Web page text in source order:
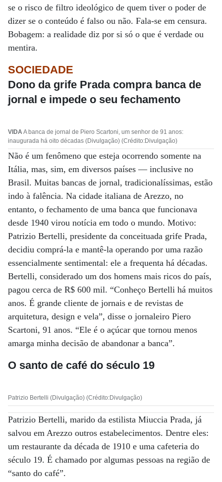
se o risco de filtro ideológico de quem tiver o poder de
dizer se o conteúdo é falso ou não. Fala-se em censura.
Bobagem: a realidade diz por si só o que é verdade ou
mentira.
SOCIEDADE
Dono da grife Prada compra banca de
jornal e impede o seu fechamento
VIDAA banca de jornal de Piero Scartoni, um senhor de 91 anos:
inaugurada há oito décadas (Divulgação) (Crédito:Divulgação)
Não é um fenômeno que esteja ocorrendo somente na
Itália, mas, sim, em diversos países — inclusive no
Brasil. Muitas bancas de jornal, tradicionalíssimas, estão
indo à falência. Na cidade italiana de Arezzo, no
entanto, o fechamento de uma banca que funcionava
desde 1940 virou notícia em todo o mundo. Motivo:
Patrizio Bertelli, presidente da conceituada grife Prada,
decidiu comprá-la e mantê-la operando por uma razão
essencialmente sentimental: ele a frequenta há décadas.
Bertelli, considerado um dos homens mais ricos do país,
pagou cerca de R$ 600 mil. “Conheço Bertelli há muitos
anos. É grande cliente de jornais e de revistas de
arquitetura, design e vela”, disse o jornaleiro Piero
Scartoni, 91 anos. “Ele é o açúcar que tornou menos
amarga minha decisão de abandonar a banca”.
O santo de café do século 19
Patrizio Bertelli (Divulgação) (Crédito:Divulgação)
Patrizio Bertelli, marido da estilista Miuccia Prada, já
salvou em Arezzo outros estabelecimentos. Dentre eles:
um restaurante da década de 1910 e uma cafeteria do
século 19. É chamado por algumas pessoas na região de
“santo do café”.